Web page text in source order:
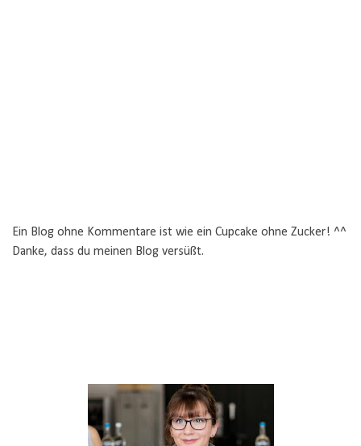
Ein Blog ohne Kommentare ist wie ein Cupcake ohne Zucker! ^^
Danke, dass du meinen Blog versüßt.